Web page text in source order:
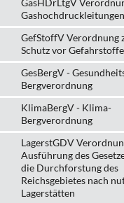
GasHDrLtgV
Gashochdruckleitungen
GefStoffV Verordnung
Schutz vor
GesBergV -
Bergverordnung
KlimaBergV - Klima-
Bergverordnung
LagerstGDV
Ausführung des
die Durchforstung des
Reichsgebietes nach
Lagerstätten